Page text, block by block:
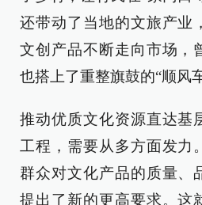
还带动了当地的文旅产业
文创产品不断走向市场，
也搭上了重整旗鼓的“顺风车
推动优质文化资源直达基
工程，需要从多方面发力
群众对文化产品的质量、
提出了新的更高要求。这